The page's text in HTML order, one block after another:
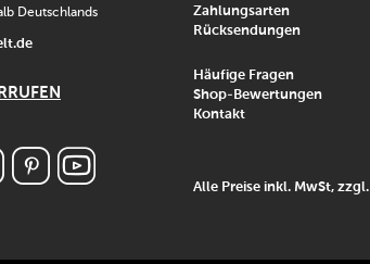
Deutschlands
Zahlungsarten
Rücksendungen
Häufige Fragen
Shop-Bewertungen
Kontakt
Alle Preise inkl. MwSt, zzgl.